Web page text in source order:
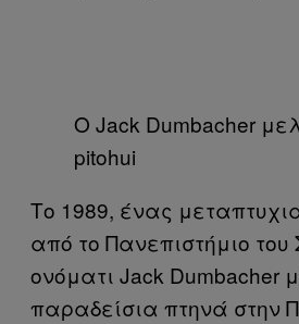
Ο Jack Dumbacher
pitohui
Το 1989, ένας
από το Πανεπιστήμιο του
ονόματι Jack Dumbacher
παραδείσια πτηνά στην